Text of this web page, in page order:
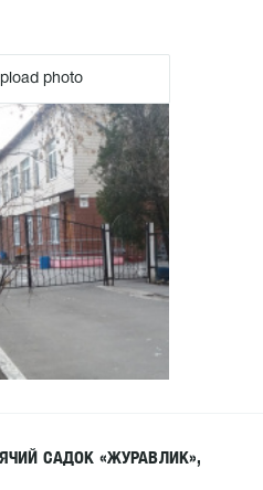
photo
САДОК «ЖУРАВЛИК»,